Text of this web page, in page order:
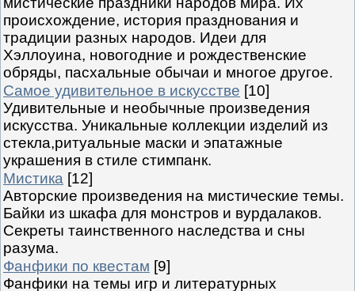
происхождение, история празднования и
традиции разных народов. Идеи для
Хэллоуина, новогодние и рождественские
обряды, пасхальные обычаи и многое другое.
Самое удивительное в искусстве [10]
Удивительные и необычные произведения
искусства. Уникальные коллекции изделий из
стекла,ритуальные маски и эпатажные
украшения в стиле стимпанк.
Мистика [12]
Авторские произведения на мистические темы.
Байки из шкафа для монстров и вурдалаков.
Секреты таинственного наследства и сны
разума.
Фанфики по квестам [9]
Фанфики на темы игр и литературных